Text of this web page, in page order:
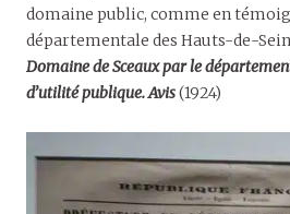
domaine public, comme en
départementale des Hauts-de-
Domaine de Sceaux par le
d’utilité publique. Avis(1924)